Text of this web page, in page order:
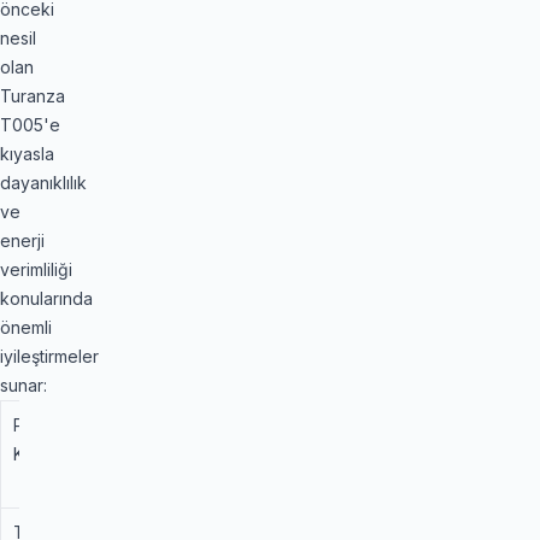
önceki
nesil
olan
Turanza
T005'e
kıyasla
dayanıklılık
ve
enerji
verimliliği
konularında
önemli
iyileştirmeler
sunar:
Performans
Kriteri
Teknoloji